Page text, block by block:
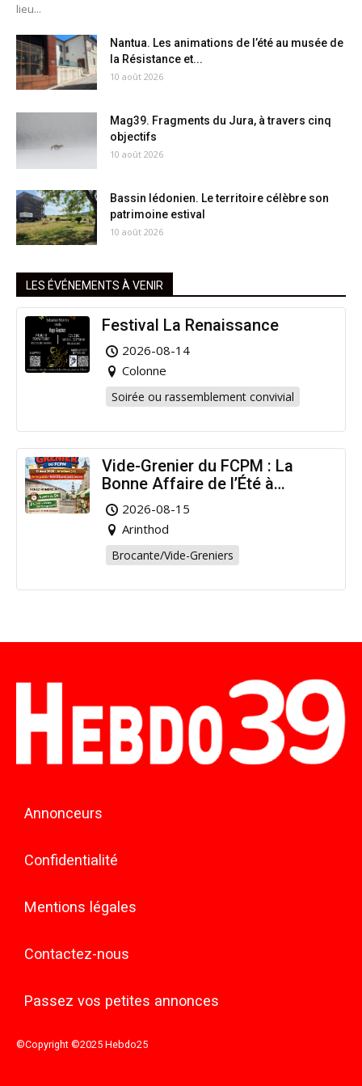
lieu...
Nantua. Les animations de l’été au musée de
la Résistance et...
10 août 2026
Mag39. Fragments du Jura, à travers cinq
objectifs
10 août 2026
Bassin lédonien. Le territoire célèbre son
patrimoine estival
10 août 2026
LES ÉVÉNEMENTS À VENIR
Festival La Renaissance
2026-08-14
Colonne
Soirée ou rassemblement convivial
Vide-Grenier du FCPM : La
Bonne Affaire de l’Été à
Arinthod !
2026-08-15
Arinthod
Brocante/Vide-Greniers